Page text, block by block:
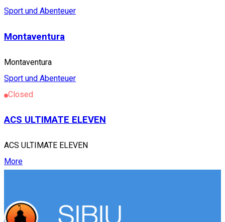
Sport und Abenteuer
Montaventura
Montaventura
Sport und Abenteuer
Closed
ACS ULTIMATE ELEVEN
ACS ULTIMATE ELEVEN
More